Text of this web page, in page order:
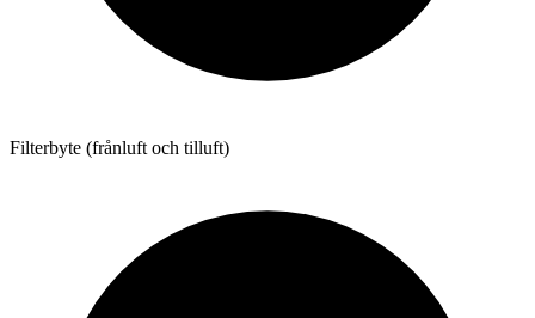
Filterbyte (frånluft och tilluft)